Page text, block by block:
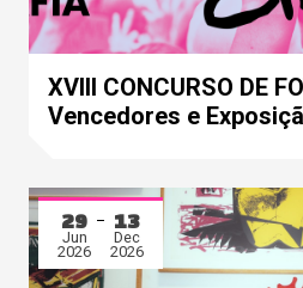
XVIII CONCURSO DE
Vencedores e
29
Jun
2026
13
Dec
2026